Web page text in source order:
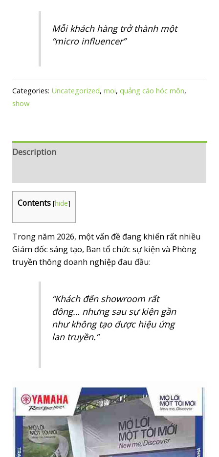
Mỗi khách hàng trở thành một
“micro influencer”
Categories: Uncategorized,moi,quảng cáo hóc môn,
show
Description
Contents [hide]
Trong năm 2026, một vấn đề đang khiến rất nhiều
Giám đốc sáng tạo, Ban tổ chức sự kiện và Phòng
truyền thông doanh nghiệp đau đầu:
“Khách đến showroom rất
đông… nhưng sau sự kiện gần
như không tạo được hiệu ứng
lan truyền.”